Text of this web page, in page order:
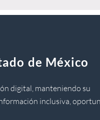
de México
digital, manteniendo su
inclusiva,